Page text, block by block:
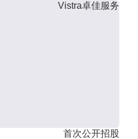
Vistra卓佳服务
首次公开招股